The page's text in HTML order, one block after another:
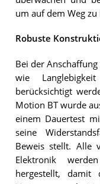
um auf dem Weg
Robuste
Bei der
wie
berücksichtigt
Motion BT wurde
einem Dauertest
seine
Beweis stellt. Alle
Elektronik
hergestellt, damit